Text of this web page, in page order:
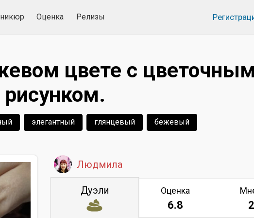
Оценка Релизы
цвете с цветочным
рисунком.
элегантный глянцевый бежевый
Людмила
Дуэли Оценка
6.8